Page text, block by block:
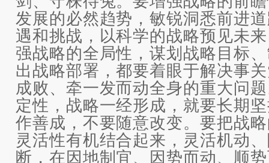
发展的必然趋势，敏锐洞悉前进
遇和挑战，以科学的战略预见未
强战略的全局性，谋划战略目标
出战略部署，都要着眼于解决事
成败、牵一发而动全身的重大问
定性，战略一经形成，就要长期
作善成，不要随意改变。要把战
灵活性有机结合起来，灵活机动
断，在因地制宜、因势而动、顺